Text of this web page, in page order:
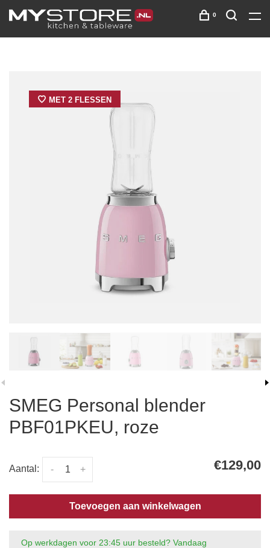
0
MET 2 FLESSEN
SMEG Personal blender
PBF01PKEU, roze
Aantal: +
- €129,00
Toevoegen aan winkelwagen
Op werkdagen voor 23:45 uur besteld? Vandaag